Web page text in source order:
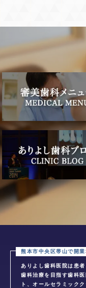
ありよし歯科医院は患
歯科治療を目指す歯科
ト、オールセラミック